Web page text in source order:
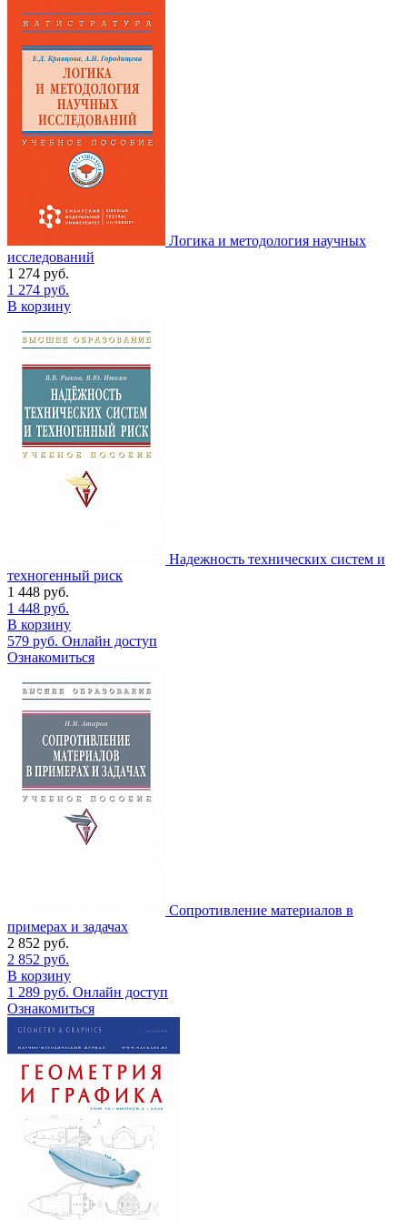
Логика и методология научных
исследований
1 274 руб.
1 274 руб.
В корзину
Надежность технических систем и
техногенный риск
1 448 руб.
1 448 руб.
В корзину
579 руб. Онлайн доступ
Ознакомиться
Сопротивление материалов в
примерах и задачах
2 852 руб.
2 852 руб.
В корзину
1 289 руб. Онлайн доступ
Ознакомиться